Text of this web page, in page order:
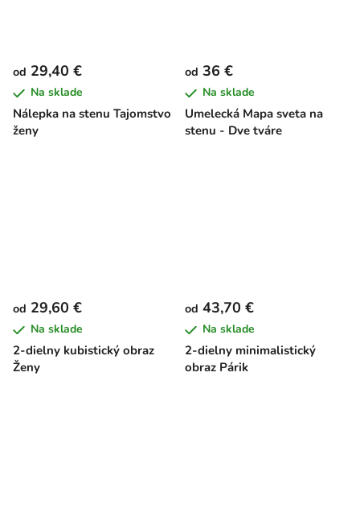
Nálepka na stenu Tajomstvo
ženy
od 29,40 €
Na sklade
Umelecká Mapa sveta na
stenu - Dve tváre
od 36 €
Na sklade
2-dielny kubistický obraz
Ženy
od 29,60 €
Na sklade
2-dielny minimalistický
obraz Párik
od 43,70 €
Na sklade